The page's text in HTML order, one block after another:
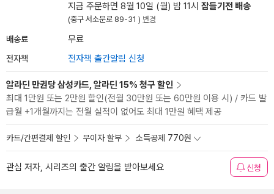
지금 주문하면 8월 10일 (월) 밤 11시 잠들기전 배송
(중구 서소문로 89-31 ) 변경
배송료 무료
전자책 전자책 출간알림 신청
알라딘 만권당 삼성카드, 알라딘 15% 청구 할인
최대 1만원 또는 2만원 할인(전월 30만원 또는 60만원 이용 시) / 카드 발
급월 +1개월까지는 전월 실적이 없어도 최대 1만원 혜택 제공
카드/간편결제 할인 무이자 할부 소득공제 770원
관심 저자, 시리즈의 출간 알림을 받아보세요 신청